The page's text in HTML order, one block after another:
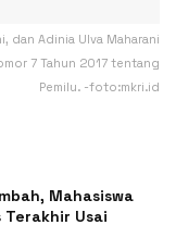
dan Adinia Ulva Maharani
7 Tahun 2017 tentang
Pemilu. -foto:mkri.id
Mahasiswa
Terakhir Usai